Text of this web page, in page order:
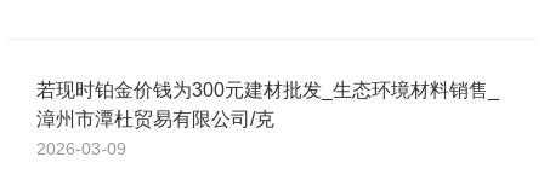
若现时铂金价钱为300元建材批发_生态环境材料销售_
漳州市潭杜贸易有限公司/克
2026-03-09